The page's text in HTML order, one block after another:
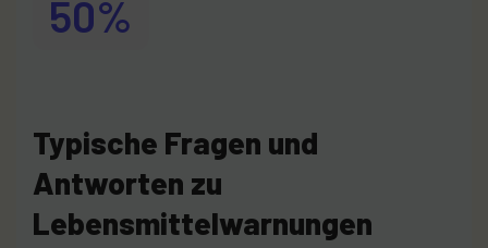
50%
Typische Fragen und
Antworten zu
Lebensmittelwarnungen